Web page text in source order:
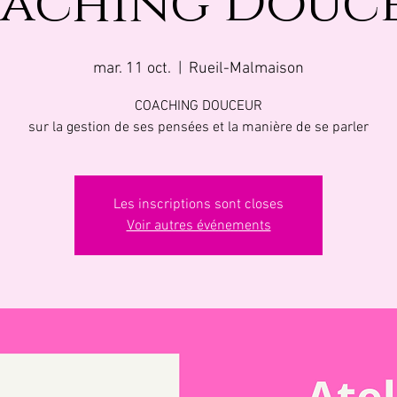
mar. 11 oct. Rueil-Malmaison
COACHING DOUCEUR
sur la gestion de ses pensées et la manière de se parler
Les inscriptions sont closes
Voir autres événements